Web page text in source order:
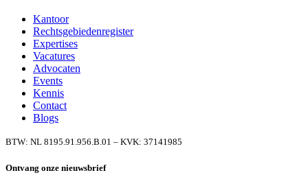
Kantoor
Rechtsgebiedenregister
Expertises
Vacatures
Advocaten
Events
Kennis
Contact
Blogs
BTW: NL 8195.91.956.B.01 – KVK: 37141985
Ontvang onze nieuwsbrief